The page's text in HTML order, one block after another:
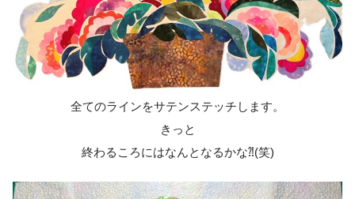
全てのラインをサテンステッチします。
きっと
終わるころにはなんとなるかな⁈(笑)